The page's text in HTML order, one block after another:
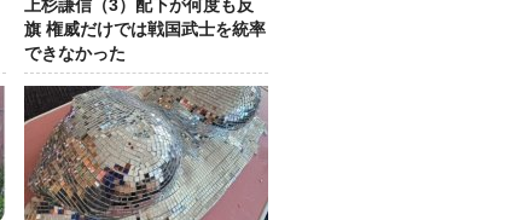
上杉謙信（3）配下が何度も反
旗 権威だけでは戦国武士を統率
できなかった